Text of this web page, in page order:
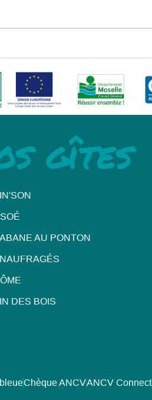
cookies
gîtes
AU PONTON
DES BOIS
Chèque ANCVANCV Connect